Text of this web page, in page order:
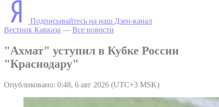
Подписывайтесь на наш Дзен-канал
Вестник Кавказа — Все новости
"Ахмат" уступил в Кубке России
"Краснодару"
Опубликовано: 0:48, 6 авг 2026 (UTC+3 MSK)